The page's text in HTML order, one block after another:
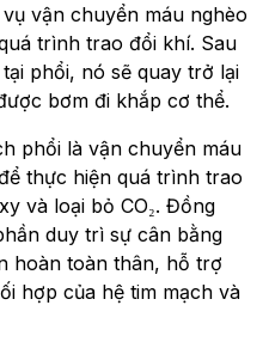
vận chuyển máu nghèo
trình trao đổi khí. Sau
phổi, nó sẽ quay trở lại
bơm đi khắp cơ thể.
phổi là vận chuyển máu
thực hiện quá trình trao
và loại bỏ CO₂. Đồng
duy trì sự cân bằng
hoàn toàn thân, hỗ trợ
hợp của hệ tim mạch và